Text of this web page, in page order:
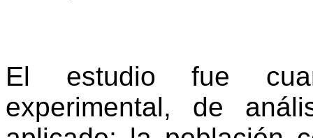
El estudio fue
experimental, de